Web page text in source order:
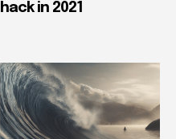
hack in 2021